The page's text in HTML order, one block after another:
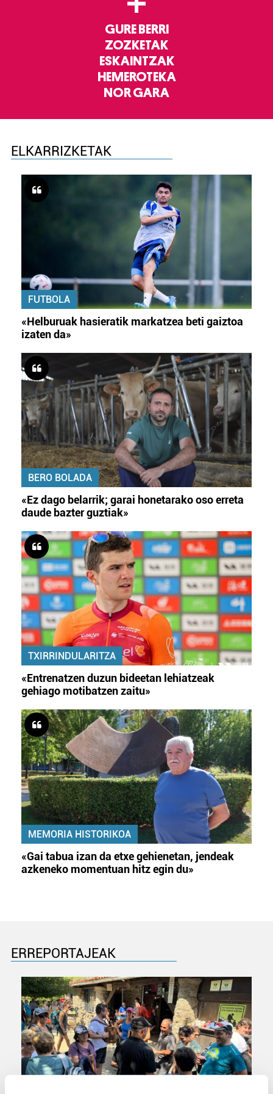
GURE BERRI
ZOZKETAK
ESKAINTZAK
HEMEROTEKA
NOR GARA
ELKARRIZKETAK
FUTBOLA
«Helburuak hasieratik markatzea beti gaiztoa
izaten da»
BERO BOLADA
«Ez dago belarrik; garai honetarako oso erreta
daude bazter guztiak»
TXIRRINDULARITZA
«Entrenatzen duzun bideetan lehiatzeak
gehiago motibatzen zaitu»
MEMORIA HISTORIKOA
«Gai tabua izan da etxe gehienetan, jendeak
azkeneko momentuan hitz egin du»
ERREPORTAJEAK